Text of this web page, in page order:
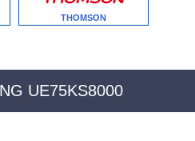
THOMSON
UE75KS8000